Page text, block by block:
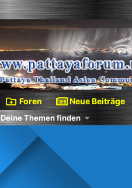
Foren Neue Beiträge
Deine Themen finden